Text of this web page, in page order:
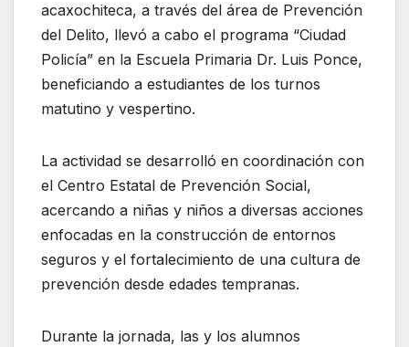
acaxochiteca, a través del área de Prevención
del Delito, llevó a cabo el programa “Ciudad
Policía” en la Escuela Primaria Dr. Luis Ponce,
beneficiando a estudiantes de los turnos
matutino y vespertino.
La actividad se desarrolló en coordinación con
el Centro Estatal de Prevención Social,
acercando a niñas y niños a diversas acciones
enfocadas en la constr‌ucción de entornos
seguros y el fortalecimiento de una cultura de
prevención desde edades tempranas.
Durante la jornada, las y los alumnos